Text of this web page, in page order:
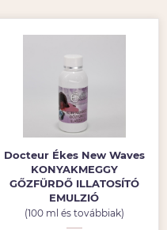
Docteur Ékes New Waves
KONYAKMEGGY
GŐZFÜRDŐ ILLATOSÍTÓ
EMULZIÓ
(100 ml és továbbiak)